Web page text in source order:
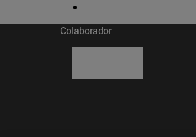
Colaborador